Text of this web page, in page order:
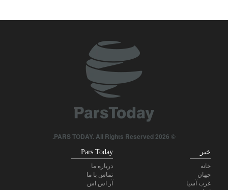
فارن افرز: آمریکا باید غرب آسیا را ترک کند
سی‌ان‌ان افشا کرد: ستاد ارتش آمریکا به دنبال راهی برای خروج از
انگلیس علیه ایران شدند
© 2026 PARS TODAY. All Rights Reserved.
خبر
خانه
جهان
غرب آسیا
Pars Today
درباره ما
تماس با ما
آر اس اس